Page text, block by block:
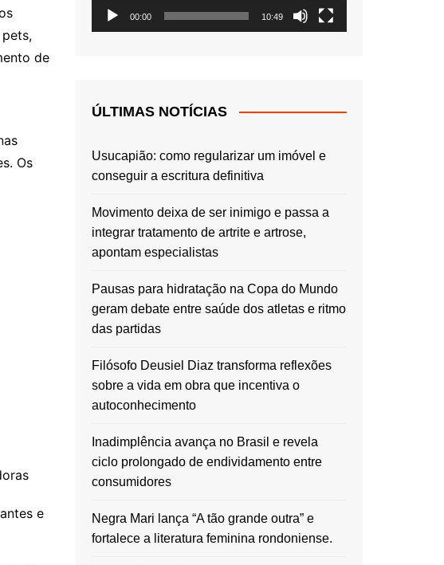
de
Os
e
00:00 10:49
ÚLTIMAS NOTÍCIAS
Usucapião: como regularizar um imóvel e
conseguir a escritura definitiva
Movimento deixa de ser inimigo e passa a
integrar tratamento de artrite e artrose,
apontam especialistas
Pausas para hidratação na Copa do Mundo
geram debate entre saúde dos atletas e ritmo
das partidas
Filósofo Deusiel Diaz transforma reflexões
sobre a vida em obra que incentiva o
autoconhecimento
Inadimplência avança no Brasil e revela
ciclo prolongado de endividamento entre
consumidores
Negra Mari lança “A tão grande outra” e
fortalece a literatura feminina rondoniense.